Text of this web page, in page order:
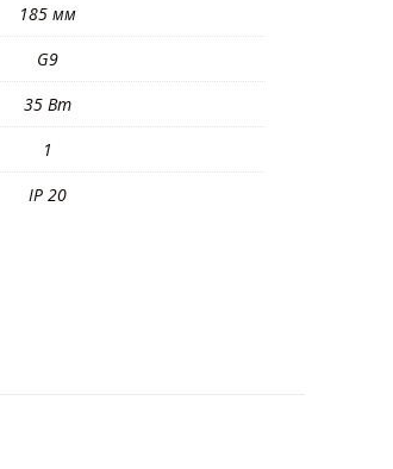
185 мм
G9
35 Вт
1
IP 20